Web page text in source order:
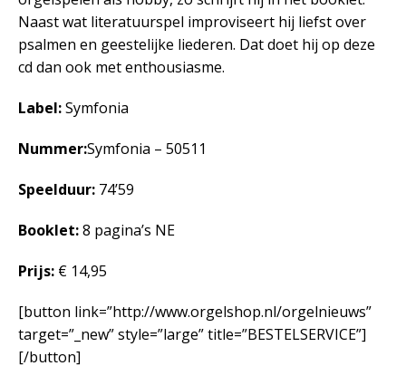
Naast wat literatuurspel improviseert hij liefst over
psalmen en geestelijke liederen. Dat doet hij op deze
cd dan ook met enthousiasme.
Label:Symfonia
Nummer:Symfonia – 50511
Speelduur: 74’59
Booklet:8 pagina’s NE
Prijs: € 14,95
[button link=”http://www.orgelshop.nl/orgelnieuws”
target=”_new” style=”large” title=”BESTELSERVICE”]
[/button]